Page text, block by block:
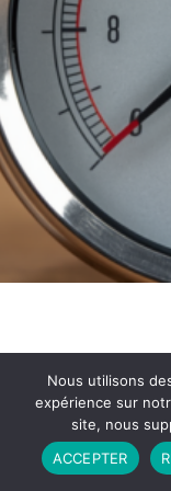
Partenariat
Copyright © 2026 -
Nous utilisons
expérience sur
site, nous
ACCEPTER